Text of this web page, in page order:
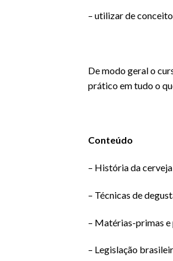
– utilizar de
De modo geral o
prático em tudo o
Conteúdo
– História da cerveja
– Técnicas de
– Matérias-primas
– Legislação